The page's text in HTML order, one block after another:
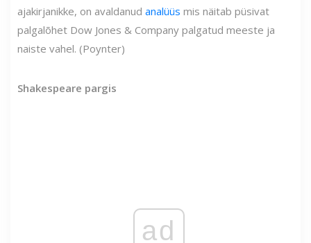
ajakirjanikke, on avaldanud analüüs mis näitab püsivat
palgalõhet Dow Jones & Company palgatud meeste ja
naiste vahel. (Poynter)
Shakespeare pargis
ad